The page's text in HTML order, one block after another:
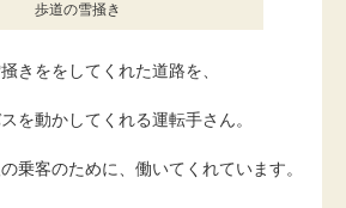
歩道の雪掻き
きををしてくれた道路を、
を動かしてくれる運転手さん。
乗客のために、働いてくれています。